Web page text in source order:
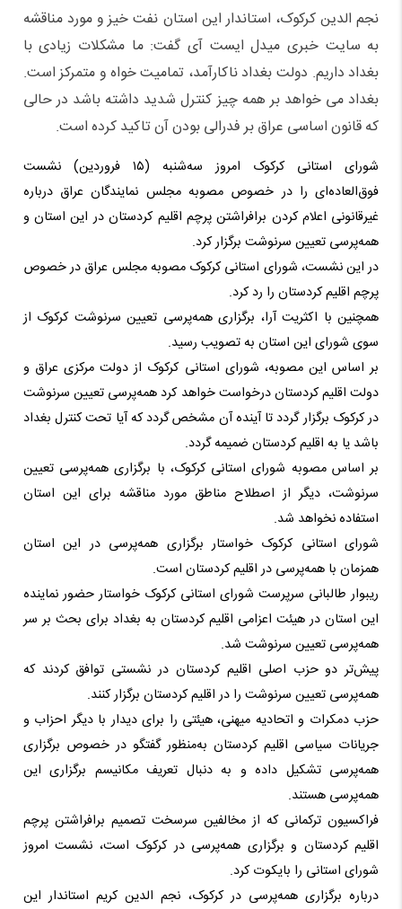
نجم الدین کرکوک، استاندار این استان نفت خیز و مورد مناقشه
به سایت خبری میدل ایست آی گفت: ما مشکلات زیادی با
بغداد داریم. دولت بغداد ناکارآمد، تمامیت خواه و متمرکز است.
بغداد می خواهد بر همه چیز کنترل شدید داشته باشد در حالی
که قانون اساسی عراق بر فدرالی بودن آن تاکید کرده است.
شورای استانی کرکوک امروز سه‌شنبه‌ (۱۵ فروردین) نشست
فوق‌العاده‌ای را در خصوص مصوبه‌ مجلس نمایندگان عراق درباره‌
غیرقانونی اعلام کردن برافراشتن پرچم اقلیم کردستان در این استان و
همه‌پرسی تعیین سرنوشت برگزار کرد.
در این نشست، شورای استانی کرکوک مصوبه‌ مجلس عراق در خصوص
پرچم اقلیم کردستان را رد کرد.
همچنین با اکثریت آرا، برگزاری همه‌پرسی تعیین سرنوشت کرکوک از
سوی شورای این استان به‌ تصویب رسید.
بر اساس این مصوبه‌، شورای استانی کرکوک از دولت مرکزی عراق و
دولت اقلیم کردستان درخواست خواهد کرد همه‌پرسی تعیین سرنوشت
در کرکوک برگزار گردد تا آینده‌ آن مشخص گردد که‌ آیا تحت کنترل بغداد
باشد یا به‌ اقلیم کردستان ضمیمه‌ گردد.
بر اساس مصوبه‌ شورای استانی کرکوک، با برگزاری همه‌پرسی تعیین
سرنوشت، دیگر از اصطلاح مناطق مورد مناقشه‌ برای این استان
استفاده‌ نخواهد شد.
شورای استانی کرکوک خواستار برگزاری همه‌پرسی در این استان
همزمان با همه‌پرسی در اقلیم کردستان است.
ریبوار طالبانی سرپرست شورای استانی کرکوک خواستار حضور نماینده‌
این استان در هیئت اعزامی اقلیم کردستان به‌ بغداد برای بحث بر سر
همه‌پرسی تعیین سرنوشت شد.
پیش‌تر دو حزب اصلی اقلیم کردستان در نشستی توافق کردند که‌
همه‌پرسی تعیین سرنوشت را در اقلیم کردستان برگزار کنند.
حزب دمکرات و اتحادیه‌ میهنی، هیئتی را برای دیدار با دیگر احزاب و
جریانات سیاسی اقلیم کردستان به‌منظور گفتگو در خصوص برگزاری
همه‌پرسی تشکیل داده‌ و به‌ دنبال تعریف مکانیسم برگزاری این
همه‌پرسی هستند.
فراکسیون ترکمانی که‌ از مخالفین سرسخت تصمیم برافراشتن پرچم
اقلیم کردستان و برگزاری همه‌پرسی در کرکوک است، نشست امروز
شورای استانی را بایکوت کرد.
درباره‌ برگزاری همه‌پرسی در کرکوک، نجم الدین کریم استاندار این